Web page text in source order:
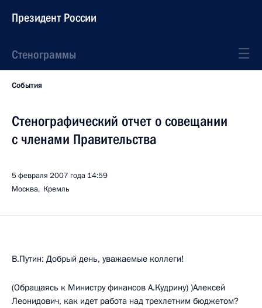
Президент России
Стенограммы
События
Стенографический отчет о совещании
с членами Правительства
5 февраля 2007 года 14:59
Москва, Кремль
В.Путин: Добрый день, уважаемые коллеги!
(Обращаясь к Министру финансов А.Кудрину) )Алексей
Леонидович, как идет работа над трехлетним бюджетом?